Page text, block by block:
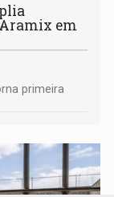
em
primeira